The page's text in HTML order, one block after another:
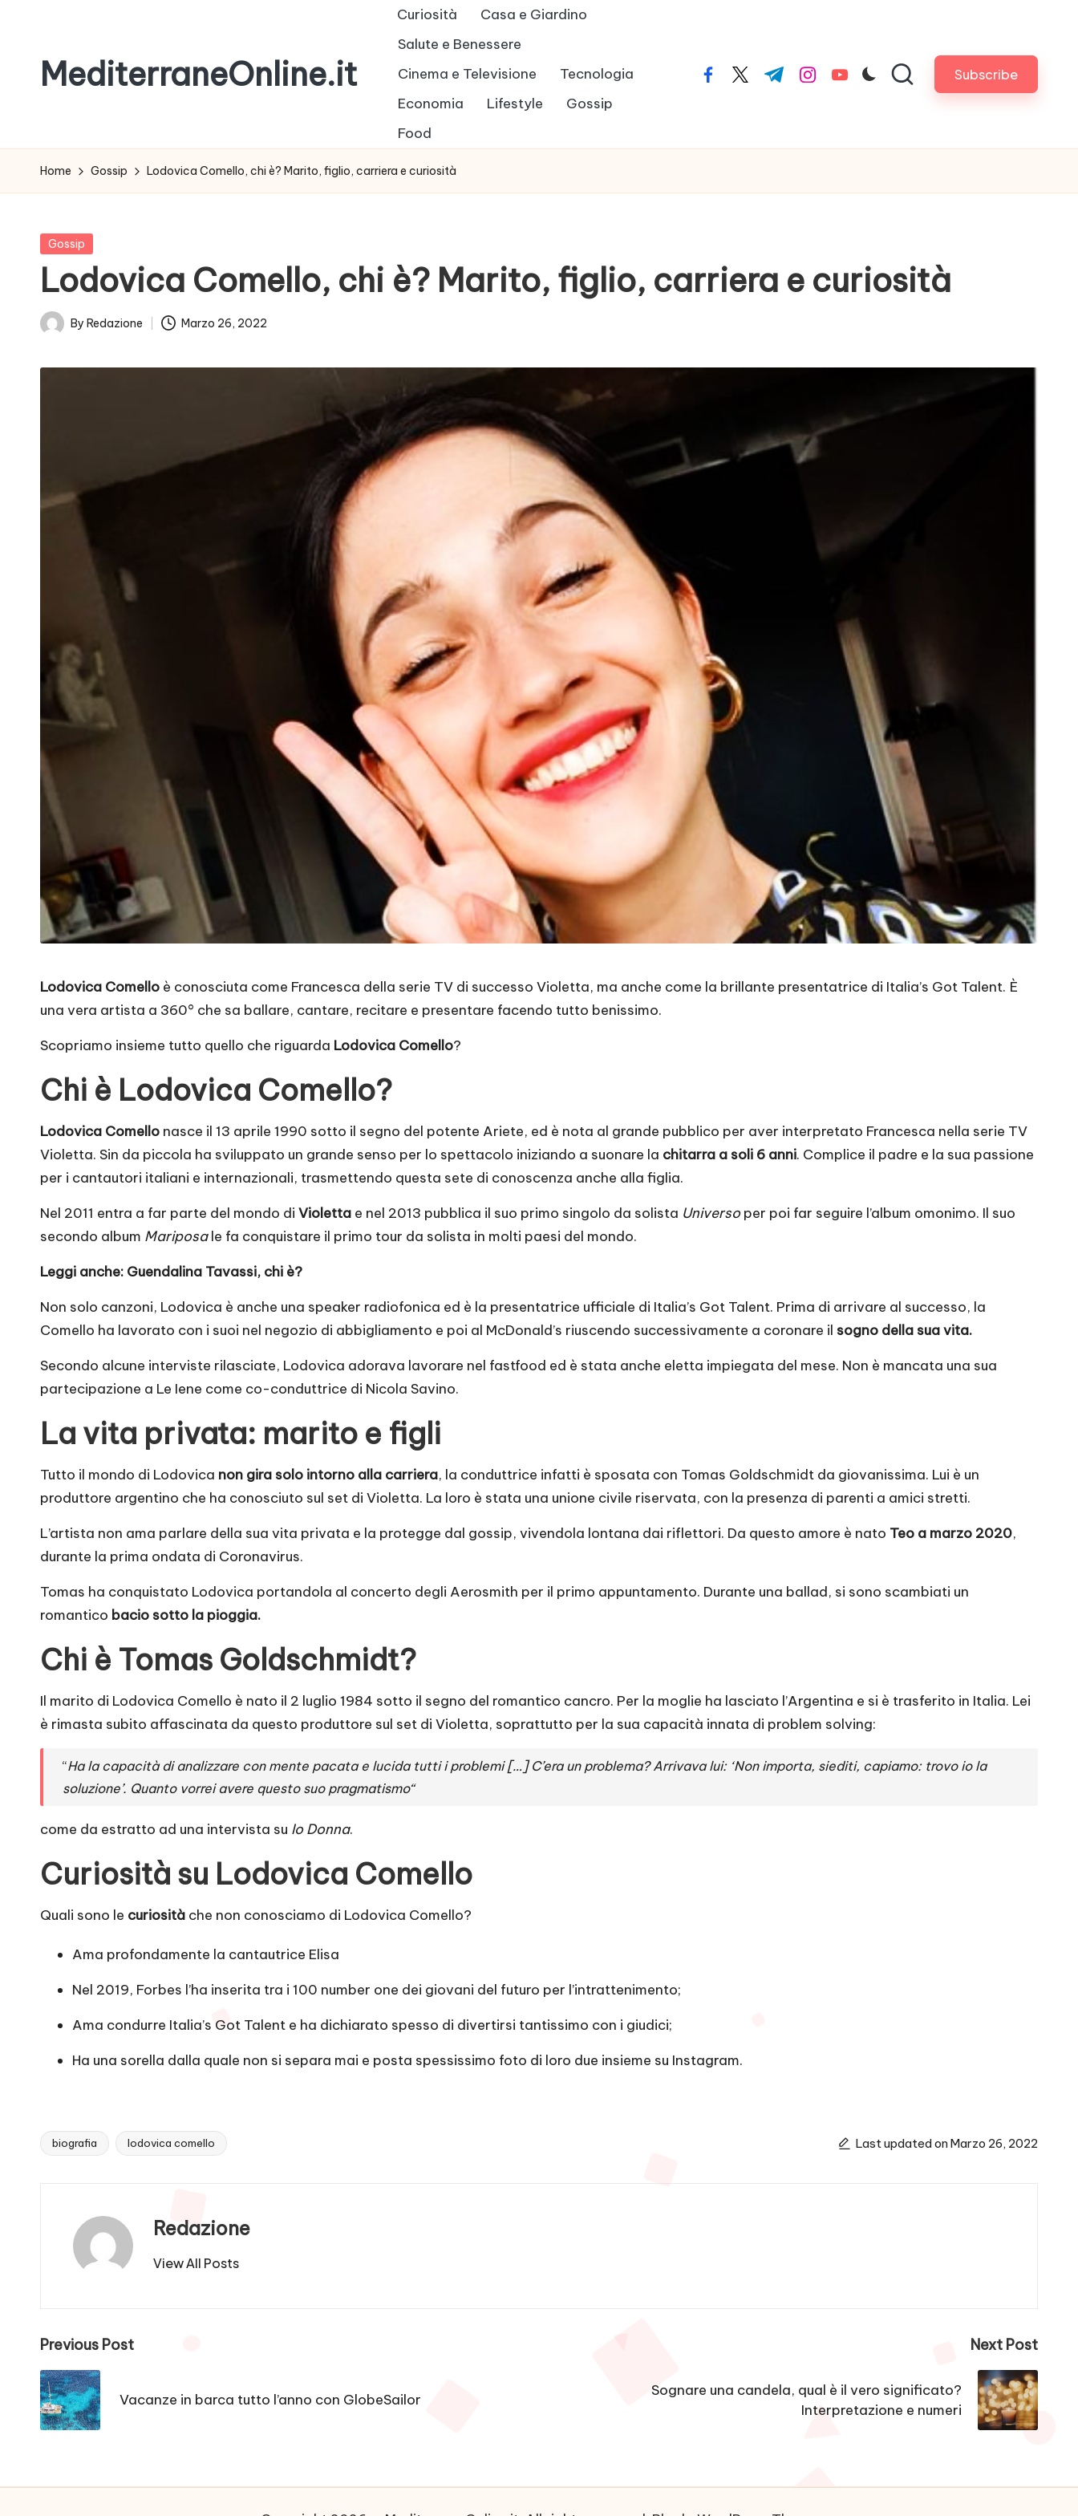
contentMediterraneOnline.it
aggiornato
con
le
News
Curiosità
Casa e Giardino
Salute e Benessere
Cinema e Televisione
Tecnologia
Economia
Lifestyle
Gossip
Food
facebook.com
twitter.com
t.me instagram.com
youtube.com Subscribe
Home Gossip Lodovica Comello, chi è? Marito, figlio, carriera e curiosità
Posted
Gossip
Lodovica Comello, chi è? Marito, figlio, carriera e curiosità
Posted
By Redazione Marzo 26, 2022
Lodovica Comello è conosciuta come Francesca della serie TV di successo Violetta, ma anche come la brillante presentatrice di Italia’s Got Talent. È
una vera artista a 360° che sa ballare, cantare, recitare e presentare facendo tutto benissimo.
Scopriamo insieme tutto quello che riguarda Lodovica Comello?
Chi è Lodovica Comello?
Lodovica Comello nasce il 13 aprile 1990 sotto il segno del potente Ariete, ed è nota al grande pubblico per aver interpretato Francesca nella serie TV
Violetta. Sin da piccola ha sviluppato un grande senso per lo spettacolo iniziando a suonare la chitarra a soli 6 anni. Complice il padre e la sua passione
per i cantautori italiani e internazionali, trasmettendo questa sete di conoscenza anche alla figlia.
Nel 2011 entra a far parte del mondo di Violetta e nel 2013 pubblica il suo primo singolo da solista Universoper poi far seguire l’album omonimo. Il suo
secondo album Mariposale fa conquistare il primo tour da solista in molti paesi del mondo.
Leggi anche: Guendalina Tavassi, chi è?
Non solo canzoni, Lodovica è anche una speaker radiofonica ed è la presentatrice ufficiale di Italia’s Got Talent. Prima di arrivare al successo, la
Comello ha lavorato con i suoi nel negozio di abbigliamento e poi al McDonald’s riuscendo successivamente a coronare il sogno della sua vita.
Secondo alcune interviste rilasciate, Lodovica adorava lavorare nel fastfood ed è stata anche eletta impiegata del mese. Non è mancata una sua
partecipazione a Le Iene come co-conduttrice di Nicola Savino.
La vita privata: marito e figli
Tutto il mondo di Lodovica non gira solo intorno alla carriera, la conduttrice infatti è sposata con Tomas Goldschmidt da giovanissima. Lui è un
produttore argentino che ha conosciuto sul set di Violetta. La loro è stata una unione civile riservata, con la presenza di parenti a amici stretti.
L’artista non ama parlare della sua vita privata e la protegge dal gossip, vivendola lontana dai riflettori. Da questo amore è nato Teo a marzo 2020,
durante la prima ondata di Coronavirus.
Tomas ha conquistato Lodovica portandola al concerto degli Aerosmith per il primo appuntamento. Durante una ballad, si sono scambiati un
romantico bacio sotto la pioggia.
Chi è Tomas Goldschmidt?
Il marito di Lodovica Comello è nato il 2 luglio 1984 sotto il segno del romantico cancro. Per la moglie ha lasciato l’Argentina e si è trasferito in Italia. Lei
è rimasta subito affascinata da questo produttore sul set di Violetta, soprattutto per la sua capacità innata di problem solving:
“Ha la capacità di analizzare con mente pacata e lucida tutti i problemi […] C’era un problema? Arrivava lui: ‘Non importa, siediti, capiamo: trovo io la
soluzione’. Quanto vorrei avere questo suo pragmatismo“
come da estratto ad una intervista su Io Donna.
Curiosità su Lodovica Comello
Quali sono le curiosità che non conosciamo di Lodovica Comello?
Ama profondamente la cantautrice Elisa
Nel 2019, Forbes l’ha inserita tra i 100 number one dei giovani del futuro per l’intrattenimento;
Ama condurre Italia’s Got Talent e ha dichiarato spesso di divertirsi tantissimo con i giudici;
Ha una sorella dalla quale non si separa mai e posta spessissimo foto di loro due insieme su Instagram.
Tags:
biografia lodovica comello Last updated on Marzo 26, 2022
Redazione
View All Posts
Post
navigation
Previous Post
Vacanze in barca tutto l’anno con GlobeSailor
Next Post
Sognare una candela, qual è il vero significato?
Interpretazione e numeri